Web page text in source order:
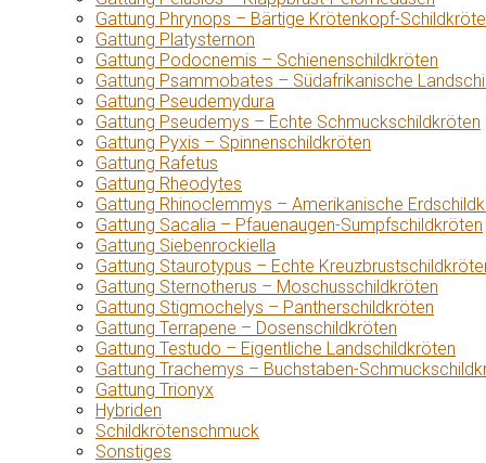
Gattung Phrynops – Bärtige Krötenkopf-
Gattung Platysternon
Gattung Podocnemis – Schienenschildkröten
Gattung Psammobates – Südafrikanische
Gattung Pseudemydura
Gattung Pseudemys – Echte Schmuckschildkröten
Gattung Pyxis – Spinnenschildkröten
Gattung Rafetus
Gattung Rheodytes
Gattung Rhinoclemmys – Amerikanische
Gattung Sacalia – Pfauenaugen-Sumpfschildkröten
Gattung Siebenrockiella
Gattung Staurotypus – Echte
Gattung Sternotherus – Moschusschildkröten
Gattung Stigmochelys – Pantherschildkröten
Gattung Terrapene – Dosenschildkröten
Gattung Testudo – Eigentliche Landschildkröten
Gattung Trachemys – Buchstaben-
Gattung Trionyx
Hybriden
Schildkrötenschmuck
Sonstiges